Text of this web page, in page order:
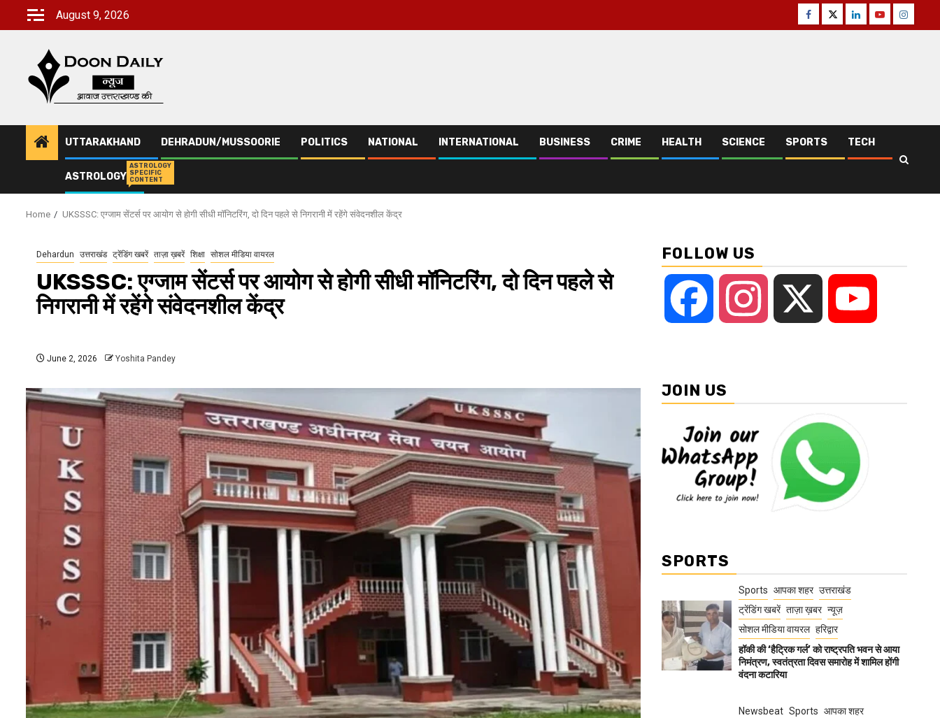
August 9, 2026 Facebook
TwitterLinkedinYoutube
UTTARAKHAND DEHRADUN/MUSSOORIE POLITICS NATIONAL INTERNATIONAL BUSINESS CRIME HEALTH SCIENCE SPORTS TECH
ASTROLOGY
ASTROLOGY
SPECIFIC
CONTENT
Home UKSSSC: एग्जाम सेंटर्स पर आयोग से होगी सीधी मॉनिटरिंग, दो दिन पहले से निगरानी में रहेंगे संवेदनशील केंद्र
Dehardun उत्तराखंड ट्रेंडिंग खबरें ताज़ा ख़बरें शिक्षा सोशल मीडिया वायरल
UKSSSC: एग्जाम सेंटर्स पर आयोग से होगी सीधी मॉनिटरिंग, दो दिन पहले से
निगरानी में रहेंगे संवेदनशील केंद्र
June 2, 2026 Yoshita Pandey
FOLLOW US
Facebook Instagram
JOIN US
SPORTS
Sports आपका शहर उत्तराखंड
ट्रेंडिंग खबरें ताज़ा ख़बर न्यूज़
सोशल मीडिया वायरल हरिद्वार
हॉकी की ‘हैट्रिक गर्ल’ को राष्ट्रपति भवन से आया
निमंत्रण, स्वतंत्रता दिवस समारोह में शामिल होंगी
वंदना कटारिया
Newsbeat Sports आपका शहर